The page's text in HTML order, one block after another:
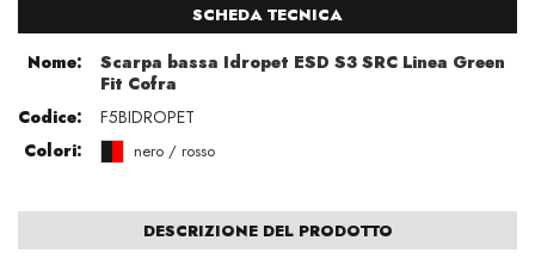
SCHEDA TECNICA
Nome:
Scarpa bassa Idropet ESD S3 SRC Linea Green
Fit Cofra
Codice:
F5BIDROPET
Colori:
nero / rosso
DESCRIZIONE DEL PRODOTTO